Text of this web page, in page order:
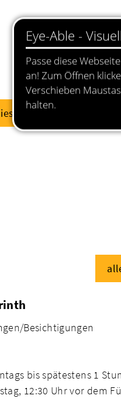
Woche
Besichtigungen
bis spätestens 1
12:30 Uhr vor dem